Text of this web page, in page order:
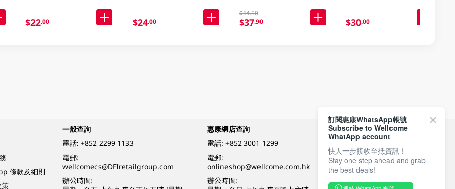
$22.00 $24.00
$44.50
$37.90 $30.00
條款及細則
一般查詢
電話: +852 2299 1133
電郵:
wellcomecs@DFIretailgroup.com
辦公時間:
惠康網店查詢
電話: +852 3001 1299
電郵:
onlineshop@wellcome.com.hk
辦公時間:
付款方式
關注我們
訂閱惠康WhatsApp帳號
Subscribe to Wellcome
WhatApp account
快人一步接收至抵資訊！
Stay one step ahead and grab
the best deals!